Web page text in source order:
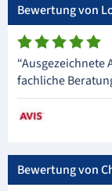
Bewertung von
“Ausgezeichnete
fachliche
Bewertung von